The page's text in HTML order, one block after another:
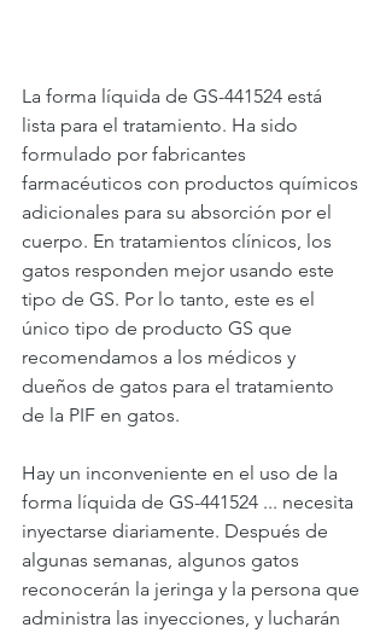
La forma líquida de GS-441524 está
lista para el tratamiento. Ha sido
formulado por fabricantes
farmacéuticos con productos químicos
adicionales para su absorción por el
cuerpo. En tratamientos clínicos, los
gatos responden mejor usando este
tipo de GS. Por lo tanto, este es el
único tipo de producto GS que
recomendamos a los médicos y
dueños de gatos para el tratamiento
de la PIF en gatos.
Hay un inconveniente en el uso de la
forma líquida de GS-441524 ... necesita
inyectarse diariamente. Después de
algunas semanas, algunos gatos
reconocerán la jeringa y la persona que
administra las inyecciones, y lucharán